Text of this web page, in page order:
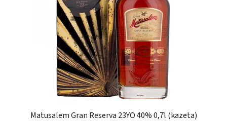
Matusalem Gran Reserva 23YO 40% 0,7l (kazeta)